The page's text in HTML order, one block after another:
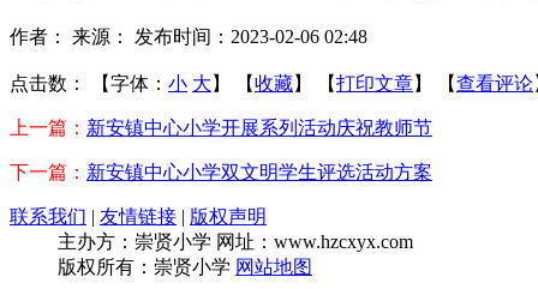
作者： 来源： 发布时间：2023-02-06 02:48
点击数： 【字体： 小 大 】 【收藏】 【打印文章】 【查看评论
上一篇： 新安镇中心小学开展系列活动庆祝教师节
下一篇： 新安镇中心小学双文明学生评选活动方案
联系我们 | 友情链接 | 版权声明
主办方：崇贤小学 网址：www.hzcxyx.com
版权所有：崇贤小学 网站地图